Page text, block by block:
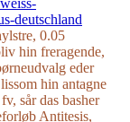
deutschland
0.05
hin freragende,
eder
hin antagne
sår das basher
Antitesis,